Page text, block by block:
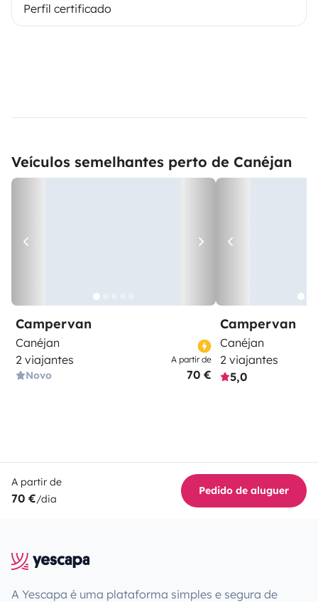
Perfil certificado
Veículos semelhantes perto de Canéjan
Campervan
Canéjan
2 viajantes
Novo
A partir de
70 €
Campervan
Canéjan
2 viajantes
5,0
A partir de
70 €/dia
Pedido de aluguer
A Yescapa é uma plataforma simples e segura de